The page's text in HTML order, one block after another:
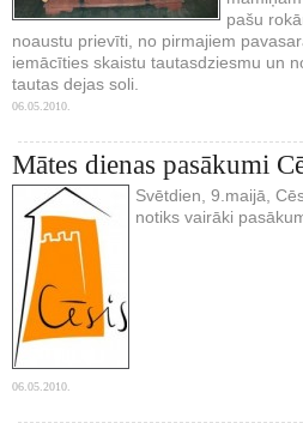
pašu
noaustu prievīti, no pirmajiem
iemācīties skaistu tautasdziesmu un
tautas dejas soli.
06.05.2010.
Mātes dienas pasākumi
Svētdien, 9.maijā,
notiks vairāki
06.05.2010.